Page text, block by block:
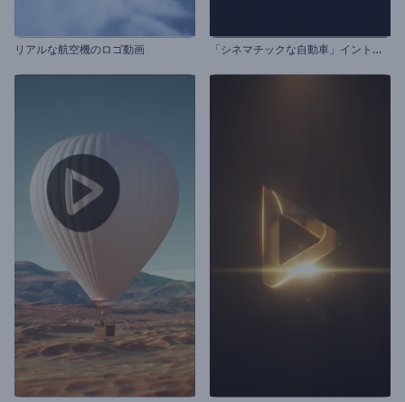
リアルな航空機のロゴ動画 「
シネマチックな自動車」イントロ動画